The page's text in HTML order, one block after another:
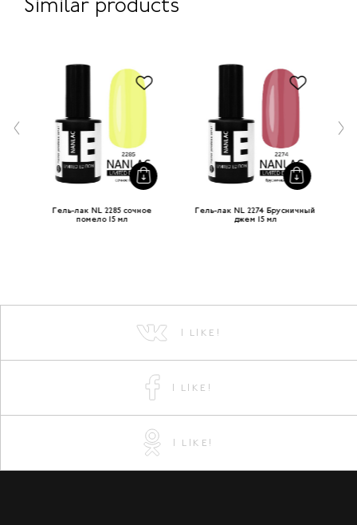
Гель-лак NL 2285 сочное
помело 15 мл
Гель-лак NL 2274 Брусничный
джем 15 мл
I LIKE!
I LIKE!
I LIKE!